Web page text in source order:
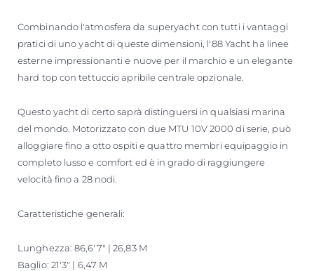
Combinando l'atmosfera da superyacht con tutti i vantaggi
pratici di uno yacht di queste dimensioni, l'88 Yacht ha linee
esterne impressionanti e nuove per il marchio e un elegante
hard top con tettuccio apribile centrale opzionale.
Questo yacht di certo saprà distinguersi in qualsiasi marina
del mondo. Motorizzato con due MTU 10V 2000 di serie, può
alloggiare fino a otto ospiti e quattro membri equipaggio in
completo lusso e comfort ed è in grado di raggiungere
velocità fino a 28 nodi.
Caratteristiche generali:
Lunghezza: 86,6'7" | 26,83 M
Baglio: 21'3" | 6,47 M